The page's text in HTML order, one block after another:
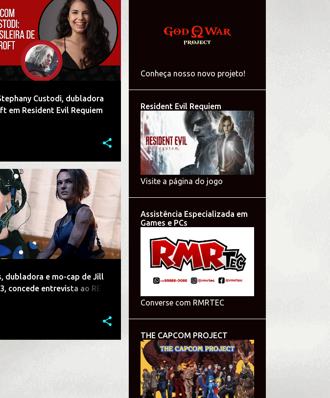
Custodi, dubladora
em Resident Evil Requiem
JOGOS
dubladora e mo-cap de Jill
concede entrevista ao RE
JOGOS
Conheça nosso novo projeto!
Resident Evil Requiem
Visite a página do jogo
Assistência Especializada em
Games e PCs
Converse com RMRTEC
THE CAPCOM PROJECT